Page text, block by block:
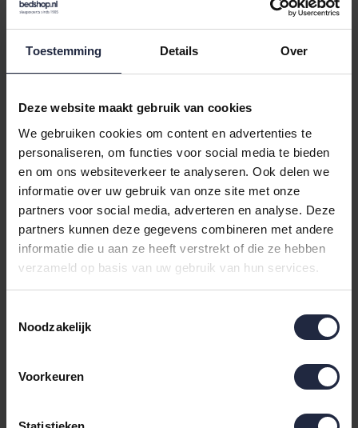
Toestemming Details Over
Deze website maakt gebruik van cookies
We gebruiken cookies om content en advertenties te
personaliseren, om functies voor social media te bieden
en om ons websiteverkeer te analyseren. Ook delen we
informatie over uw gebruik van onze site met onze
partners voor social media, adverteren en analyse. Deze
partners kunnen deze gegevens combineren met andere
informatie die u aan ze heeft verstrekt of die ze hebben
verzameld op basis van uw gebruik van hun services.
Noodzakelijk
Voorkeuren
178116 56/XXL
69,95
Varianten: darkblue
Loading...
Loading...
In de winkelwagen
Binnen 24 uur verstuurd
Achteraf betalen mogelijk